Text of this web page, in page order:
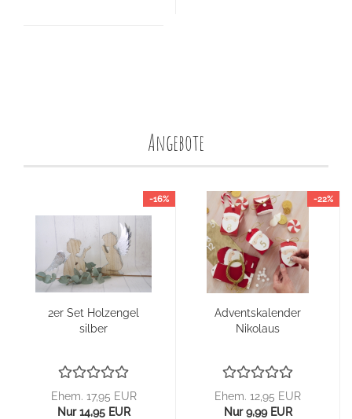
Angebote
-16%
2er Set Hol­zen­gel
sil­ber
Ehem. 17,95 EUR
Nur 14,95 EUR
-22%
Ad­vents­ka­len­der
Ni­ko­laus
Ehem. 12,95 EUR
Nur 9,99 EUR